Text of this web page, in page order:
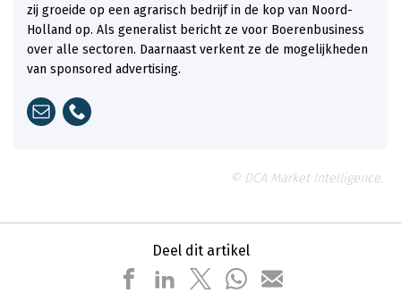
zij groeide op een agrarisch bedrijf in de kop van Noord-
Holland op. Als generalist bericht ze voor Boerenbusiness
over alle sectoren. Daarnaast verkent ze de mogelijkheden
van sponsored advertising.
© DCA Market Intelligence.
Deel dit artikel